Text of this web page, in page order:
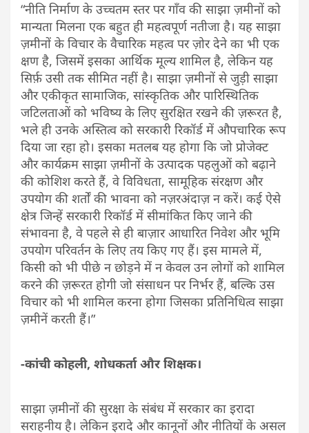
“नीति निर्माण के उच्चतम स्तर पर गाँव की साझा ज़मीनों को
मान्यता मिलना एक बहुत ही महत्वपूर्ण नतीजा है। यह साझा
ज़मीनों के विचार के वैचारिक महत्व पर ज़ोर देने का भी एक
क्षण है, जिसमें इसका आर्थिक मूल्य शामिल है, लेकिन यह
सिर्फ़ उसी तक सीमित नहीं है। साझा ज़मीनों से जुड़ी साझा
और एकीकृत सामाजिक, सांस्कृतिक और पारिस्थितिक
जटिलताओं को भविष्य के लिए सुरक्षित रखने की ज़रूरत है,
भले ही उनके अस्तित्व को सरकारी रिकॉर्ड में औपचारिक रूप
दिया जा रहा हो। इसका मतलब यह होगा कि जो प्रोजेक्ट
और कार्यक्रम साझा ज़मीनों के उत्पादक पहलुओं को बढ़ाने
की कोशिश करते हैं, वे विविधता, सामूहिक संरक्षण और
उपयोग की शर्तों की भावना को नज़रअंदाज़ न करें। कई ऐसे
क्षेत्र जिन्हें सरकारी रिकॉर्ड में सीमांकित किए जाने की
संभावना है, वे पहले से ही बाज़ार आधारित निवेश और भूमि
उपयोग परिवर्तन के लिए तय किए गए हैं। इस मामले में,
किसी को भी पीछे न छोड़ने में न केवल उन लोगों को शामिल
करने की ज़रूरत होगी जो संसाधन पर निर्भर हैं, बल्कि उस
विचार को भी शामिल करना होगा जिसका प्रतिनिधित्व साझा
ज़मीनें करती हैं।”
-कांची कोहली, शोधकर्ता और शिक्षक।
साझा ज़मीनों की सुरक्षा के संबंध में सरकार का इरादा
सराहनीय है। लेकिन इरादे और कानूनों और नीतियों के असल